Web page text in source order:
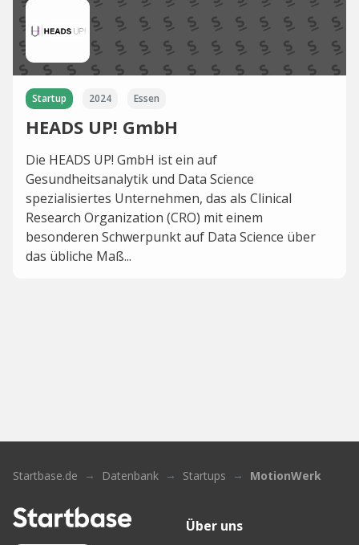
Startup 2024 Essen
HEADS UP! GmbH
Die HEADS UP! GmbH ist ein auf
Gesundheitsanalytik und Data Science
spezialisiertes Unternehmen, das als Clinical
Research Organization (CRO) mit einem
besonderen Schwerpunkt auf Data Science über
das übliche Maß...
Startbase.de Datenbank Startups MotionWerk
Über uns